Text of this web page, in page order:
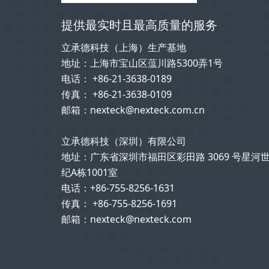
提供最实时且最高质量的服务
立承德科技（上海）生产基地
地址：上海市宝山区蕰川路5300弄1号
电话： +86-21-3638-0189
传真： +86-21-3638-0109
邮箱：nexteck@nexteck.com.cn
立承德科技（深圳）有限公司
地址：广东省深圳市福田区彩田路 3069 号星河
纪A栋1001室
电话：+86-755-8256-1631
传真： +86-755-8256-1691
邮箱：nexteck@nexteck.com